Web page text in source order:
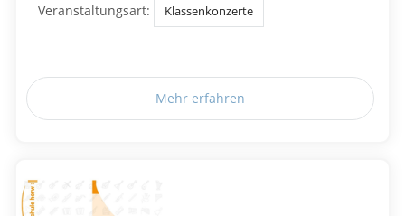
Veranstaltungsart: Klassenkonzerte
Mehr erfahren